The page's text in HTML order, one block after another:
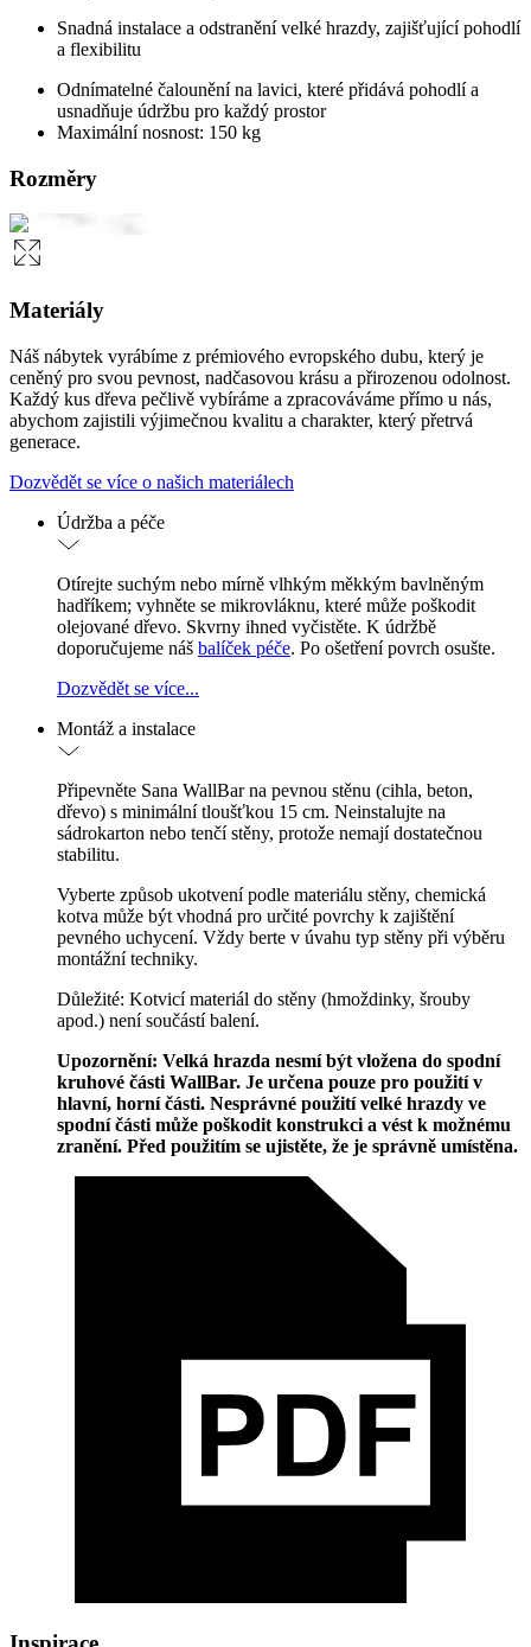
Snadná instalace a odstranění velké hrazdy, zajišťující pohodlí
a flexibilitu
Odnímatelné čalounění na lavici, které přidává pohodlí a
usnadňuje údržbu pro každý prostor
Maximální nosnost: 150 kg
Rozměry
Materiály
Náš nábytek vyrábíme z prémiového evropského dubu, který je
ceněný pro svou pevnost, nadčasovou krásu a přirozenou odolnost.
Každý kus dřeva pečlivě vybíráme a zpracováváme přímo u nás,
abychom zajistili výjimečnou kvalitu a charakter, který přetrvá
generace.
Dozvědět se více o našich materiálech
Údržba a péče
Otírejte suchým nebo mírně vlhkým měkkým bavlněným
hadříkem; vyhněte se mikrovláknu, které může poškodit
olejované dřevo. Skvrny ihned vyčistěte. K údržbě
doporučujeme náš balíček péče. Po ošetření povrch osušte.
Dozvědět se více...
Montáž a instalace
Připevněte Sana WallBar na pevnou stěnu (cihla, beton,
dřevo) s minimální tloušťkou 15 cm. Neinstalujte na
sádrokarton nebo tenčí stěny, protože nemají dostatečnou
stabilitu.
Vyberte způsob ukotvení podle materiálu stěny, chemická
kotva může být vhodná pro určité povrchy k zajištění
pevného uchycení. Vždy berte v úvahu typ stěny při výběru
montážní techniky.
Důležité: Kotvicí materiál do stěny (hmoždinky, šrouby
apod.) není součástí balení.
Upozornění: Velká hrazda nesmí být vložena do spodní
kruhové části WallBar. Je určena pouze pro použití v
hlavní, horní části. Nesprávné použití velké hrazdy ve
spodní části může poškodit konstrukci a vést k možnému
zranění. Před použitím se ujistěte, že je správně umístěna.